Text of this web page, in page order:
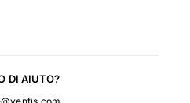
DI AIUTO?